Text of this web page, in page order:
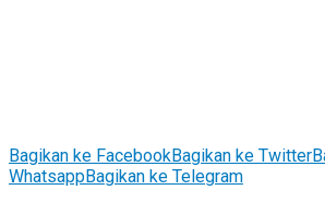
Bagikan ke FacebookBagikan ke Twitter
WhatsappBagikan ke Telegram